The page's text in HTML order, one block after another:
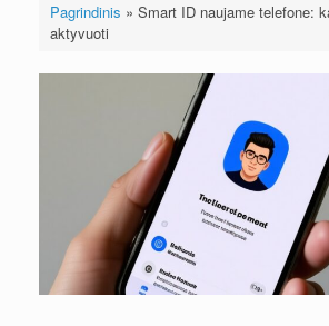
Pagrindinis » Smart ID naujame telefone:
aktyvuoti